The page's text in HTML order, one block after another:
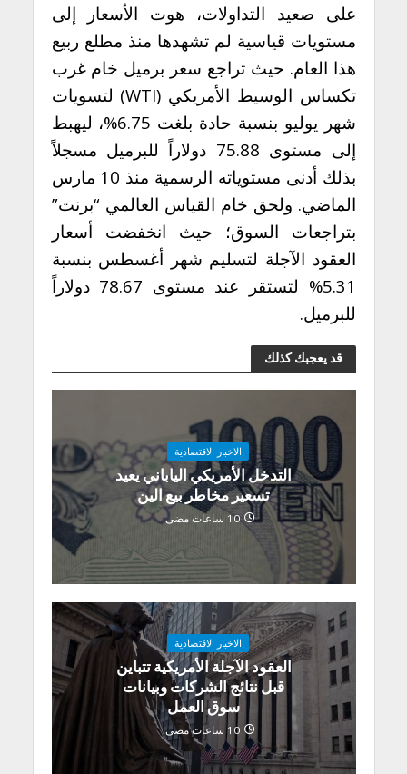
على صعيد التداولات، هوت الأسعار إلى
مستويات قياسية لم تشهدها منذ مطلع ربيع
هذا العام. حيثتراجع سعر برميل خام غرب
تكساس الوسيط الأمريكي (WTI) لتسويات
شهر يوليو بنسبة حادة بلغت 6.75%، ليهبط
إلى مستوى 75.88 دولاراً للبرميل مسجلاً
بذلك أدنى مستوياته الرسمية منذ 10 مارس
الماضي. ولحق خام القياس العالمي “برنت”
بتراجعات السوق؛ حيث انخفضت أسعار
العقود الآجلة لتسليم شهر أغسطس بنسبة
5.31% لتستقر عند مستوى 78.67 دولاراً
للبرميل.
قد يعجبك كذلك
الاخبار الاقتصادية
التدخل الأمريكي الياباني يعيد
تسعير مخاطر بيع الين
10 ساعات مضى
الاخبار الاقتصادية
العقود الآجلة الأمريكية تتباين
قبل نتائج الشركات وبيانات
سوق العمل
10 ساعات مضى